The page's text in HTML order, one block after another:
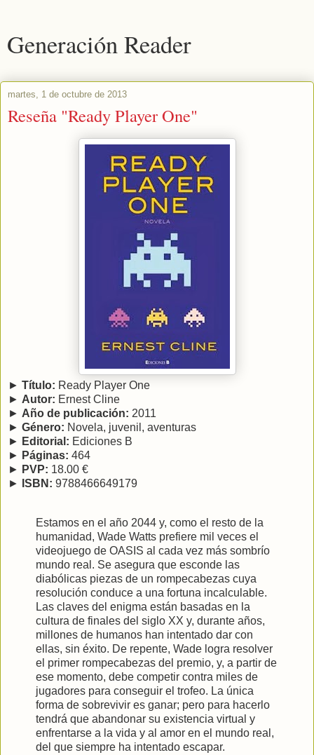
Generación Reader
martes, 1 de octubre de 2013
Reseña "Ready Player One"
► Título: Ready Player One
► Autor: Ernest Cline
► Año de publicación: 2011
► Género: Novela, juvenil, aventuras
► Editorial: Ediciones B
► Páginas: 464
► PVP: 18.00 €
►
ISBN: 9788466649179
Estamos en el año 2044 y, como el resto de la
humanidad, Wade Watts prefiere mil veces el
videojuego de OASIS al cada vez más sombrío
mundo real. Se asegura que esconde las
diabólicas piezas de un rompecabezas cuya
resolución conduce a una fortuna incalculable.
Las claves del enigma están basadas en la
cultura de finales del siglo XX y, durante años,
millones de humanos han intentado dar con
ellas, sin éxito. De repente, Wade logra resolver
el primer rompecabezas del premio, y, a partir de
ese momento, debe competir contra miles de
jugadores para conseguir el trofeo. La única
forma de sobrevivir es ganar; pero para hacerlo
tendrá que abandonar su existencia virtual y
enfrentarse a la vida y al amor en el mundo real,
del que siempre ha intentado escapar.